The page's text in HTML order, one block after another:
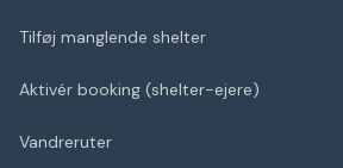
Tilføj manglende shelter
Aktivér booking (shelter-ejere)
Vandreruter